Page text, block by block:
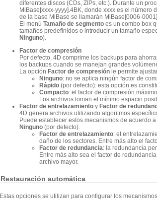
diferentes discos (CDs, ZIPs, etc.). Durante un
MiBase[xxxx-yyyy].4BK, donde xxxx es el
de la base MiBase se llamarán MiBase[0006-
El menú Tamaño de segmento es un combo box
tamaños predefinidos o introducir un tamaño
Ninguno).
Factor de compresión
Por defecto, 4D comprime los backups para
los backups cuando se manejan grandes
La opción Factor de compresión le permite
Ninguno: no se aplica ningún factor de
Rápido (por defecto): esta opción es
Compacto: el factor de compresión
Los archivos toman el mínimo espacio
Factor de entrelazamiento y Factor de
4D genera archivos utilizando algoritmos
Puede establecer estos mecanismos de acuerdo
Ninguno (por defecto).
Factor de entrelazamiento: el
daño de los sectores. Entre más alto el
Factor de redundancia: la redundancia
Entre más alto sea el factor de
archivo mayor.
Restauración automática
Estas opciones se utilizan para configurar los